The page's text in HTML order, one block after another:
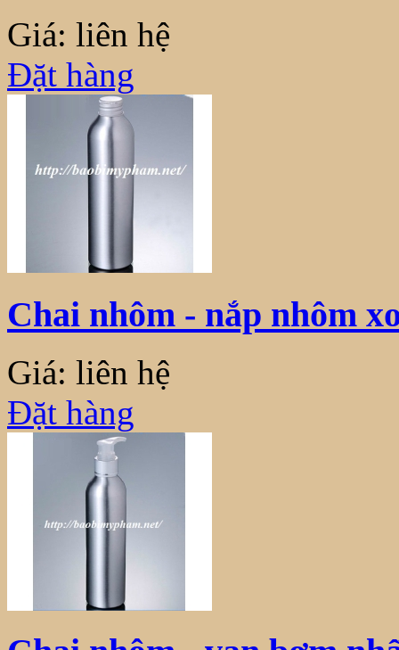
Giá: liên hệ
Đặt hàng
Chai nhôm - nắp nhôm
Giá: liên hệ
Đặt hàng